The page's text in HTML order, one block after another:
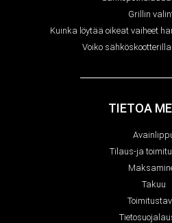
Grillin
Kuinka löytää oikeat vaiheet
Voiko
TIETOA
Tilaus-ja
Takuu